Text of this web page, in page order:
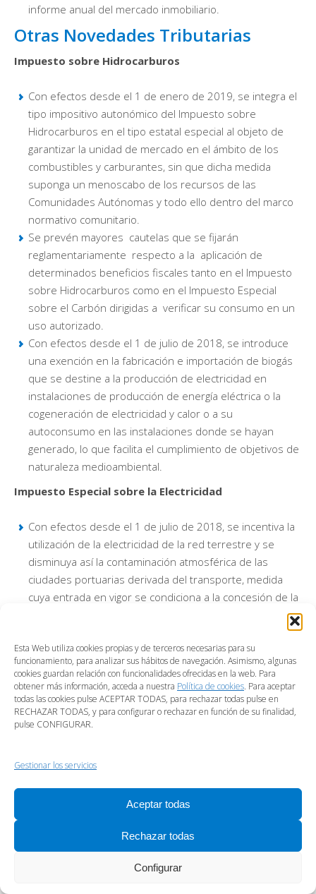
Esta Web utiliza cookies propias y de terceros necesarias para su
funcionamiento, para analizar sus hábitos de navegación. Asimismo, algunas
cookies guardan relación con funcionalidades ofrecidas en la web. Para
obtener más información, acceda a nuestra Política de cookies. Para aceptar
todas las cookies pulse ACEPTAR TODAS, para rechazar todas pulse en
RECHAZAR TODAS, y para configurar o rechazar en función de su finalidad,
pulse CONFIGURAR.
Gestionar los servicios
Aceptar todas
Rechazar todas
Configurar
informe anual del mercado inmobiliario.
Otras Novedades Tributarias
Impuesto sobre Hidrocarburos
Con efectos desde el 1 de enero de 2019, se integra el
tipo impositivo autonómico del Impuesto sobre
Hidrocarburos en el tipo estatal especial al objeto de
garantizar la unidad de mercado en el ámbito de los
combustibles y carburantes, sin que dicha medida
suponga un menoscabo de los recursos de las
Comunidades Autónomas y todo ello dentro del marco
normativo comunitario.
Se prevén mayores cautelas que se fijarán
reglamentariamente respecto a la aplicación de
determinados beneficios fiscales tanto en el Impuesto
sobre Hidrocarburos como en el Impuesto Especial
sobre el Carbón dirigidas a verificar su consumo en un
uso autorizado.
Con efectos desde el 1 de julio de 2018, se introduce
una exención en la fabricación e importación de biogás
que se destine a la producción de electricidad en
instalaciones de producción de energía eléctrica o la
cogeneración de electricidad y calor o a su
autoconsumo en las instalaciones donde se hayan
generado, lo que facilita el cumplimiento de objetivos de
naturaleza medioambiental.
Impuesto Especial sobre la Electricidad
Con efectos desde el 1 de julio de 2018, se incentiva la
utilización de la electricidad de la red terrestre y se
disminuya así la contaminación atmosférica de las
ciudades portuarias derivada del transporte, medida
cuya entrada en vigor se condiciona a la concesión de la
También se llevan a cabo una serie de ajustes técnicos,
tanto para adecuar la normativa del Impuesto a la
modificación anterior, como para aclarar la aplicación de
los tipos impositivos mínimos y para que la exención
que en la redacción del derogado Impuesto sobre la
Electricidad recaía sobre los titulares de instalaciones
Con efectos desde el 1 de septiembre de 2018, se
rebaja de los tipos impositivos como reflejo de las
últimas previsiones de precio para el periodo 2020-